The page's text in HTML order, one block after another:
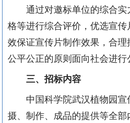
通过对邀标单位的综合实
格等进行综合评价，优选宣
效保证宣传片制作效果，合
公平公正的原则面向社会进
三、 招标内容
中国科学院武汉植物园宣
摄、制作、成品的提供等全部